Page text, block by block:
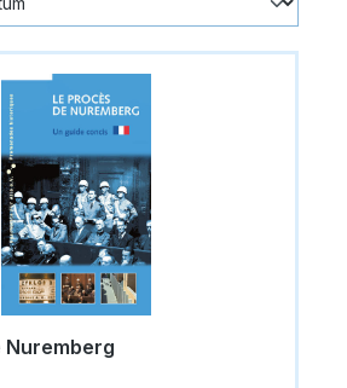
Nuremberg